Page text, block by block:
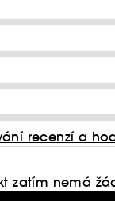
recenzí a
zatím nemá